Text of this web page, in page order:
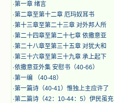
·第一章 绪言
·第二章至第十二章 厄玛奴耳书
·第十三章至第二十三章 对外邦人所
·第二十四章至第二十七章 依撒意亚
·第二十八章至第三十五章 对犹大和
·第三十六章至第三十九章 承上起下
·依撒意亚外集 安慰书（40-66）
·第一编 （40-48）
·第一篇诗（40-41）惟独上主应许了
·第二篇诗（42：10-44：5）伊民虽充